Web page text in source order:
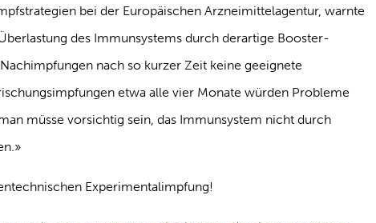
bei der Europäischen Arzneimittelagentur, warnte
des Immunsystems durch derartige Booster-
nach so kurzer Zeit keine geeignete
etwa alle vier Monate würden Probleme
müsse vorsichtig sein, das Immunsystem nicht durch
Experimentalimpfung!